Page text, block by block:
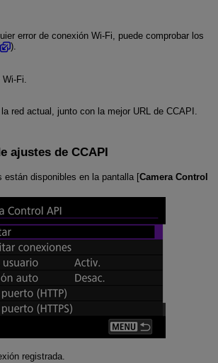
error de conexión Wi-Fi , puede comprobar los
).
Fi.
red actual, junto con la mejor URL de CCAPI.
ajustes de CCAPI
están disponibles en la pantalla [Camera Control
registrada.